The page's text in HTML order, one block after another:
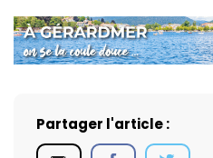
Partager l'article :